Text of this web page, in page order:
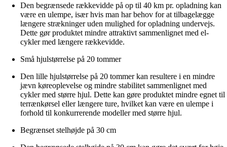
Den begrænsede rækkevidde på op til 40 km pr. opladning kan
være en ulempe, især hvis man har behov for at tilbagelægge
længere strækninger uden mulighed for opladning undervejs.
Dette gør produktet mindre attraktivt sammenlignet med el-
cykler med længere rækkevidde.
Små hjulstørrelse på 20 tommer
Den lille hjulstørrelse på 20 tommer kan resultere i en mindre
jævn køreoplevelse og mindre stabilitet sammenlignet med
cykler med større hjul. Dette kan gøre produktet mindre egnet til
terrænkørsel eller længere ture, hvilket kan være en ulempe i
forhold til konkurrerende modeller med større hjul.
Begrænset stelhøjde på 30 cm